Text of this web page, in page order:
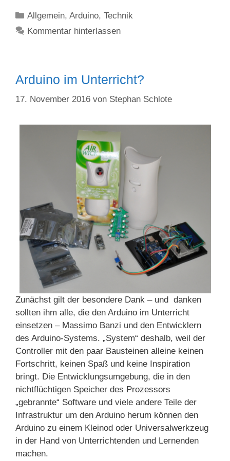
Kategorien
Allgemein,Arduino,Technik
Kommentar hinterlassen
Arduino im Unterricht?
17. November 2016 von Stephan Schlote
Zunächst gilt der besondere Dank – und danken
sollten ihm alle, die den Arduino im Unterricht
einsetzen – Massimo Banzi und den Entwicklern
des Arduino-Systems. „System“ deshalb, weil der
Controller mit den paar Bausteinen alleine keinen
Fortschritt, keinen Spaß und keine Inspiration
bringt. Die Entwicklungsumgebung, die in den
nichtflüchtigen Speicher des Prozessors
„gebrannte“ Software und viele andere Teile der
Infrastruktur um den Arduino herum können den
Arduino zu einem Kleinod oder Universalwerkzeug
in der Hand von Unterrichtenden und Lernenden
machen.